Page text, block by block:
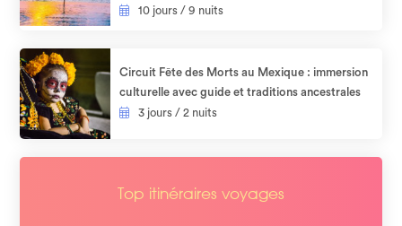
10 jours / 9 nuits
Circuit Fête des Morts au Mexique : immersion
culturelle avec guide et traditions ancestrales
3 jours / 2 nuits
Top itinéraires voyages